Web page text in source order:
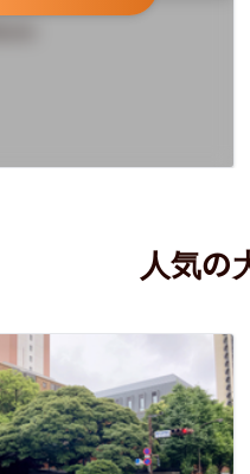
人気の